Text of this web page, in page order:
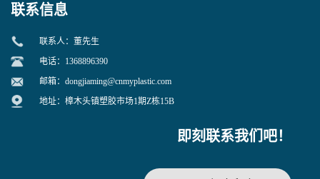
联系信息
联系人：董先生
电话：1368896390
邮箱： dongjiaming@cnmyplastic.com
地址：樟木头镇塑胶市场1期Z栋15B
即刻联系我们吧！